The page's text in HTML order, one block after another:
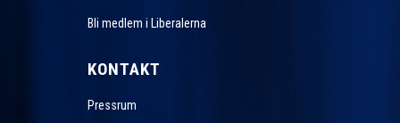
Bli medlem i Liberalerna
KONTAKT
Pressrum